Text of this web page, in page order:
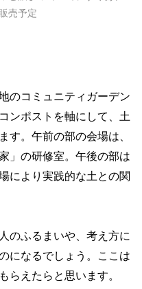
売予定
のコミュニティガーデン
ンポストを軸にして、土
す。午前の部の会場は、
」の研修室。午後の部は
により実践的な土との関
のふるまいや、考え方に
になるでしょう。ここは
らえたらと思います。